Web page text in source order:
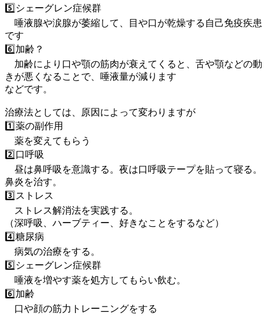
5️⃣シェーグレン症候群
唾液腺や涙腺が萎縮して、目や口が乾燥する自己免疫疾患
です
6️⃣加齢？
加齢により口や顎の筋肉が衰えてくると、舌や顎などの動
きが悪くなることで、唾液量が減ります
などです。
治療法としては、原因によって変わりますが
1️⃣薬の副作用
薬を変えてもらう
2️⃣口呼吸
昼は鼻呼吸を意識する。夜は口呼吸テープを貼って寝る。
鼻炎を治す。
3️⃣ストレス
ストレス解消法を実践する。
（深呼吸、ハーブティー、好きなことをするなど）
4️⃣糖尿病
病気の治療をする。
5️⃣シェーグレン症候群
唾液を増やす薬を処方してもらい飲む。
6️⃣加齢
口や顔の筋力トレーニングをする